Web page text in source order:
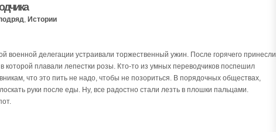
, Истории
военной делегации устраивали торжественный ужин. После горячего принесли
которой плавали лепестки розы. Кто-то из умных переводчиков поспешил
что это пить не надо, чтобы не позориться. В порядочных обществах,
руки после еды. Ну, все радостно стали лезть в плошки пальцами.